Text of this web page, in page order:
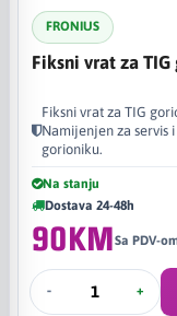
FRONIUS
Fiksni vrat za
Fiksni vrat za TIG
Namijenjen za servis
gorioniku.
Na stanju
Dostava 24-48h
90KMSa PDV-
- +